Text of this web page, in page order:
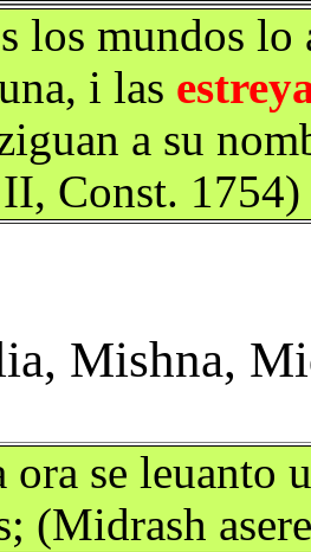
los mundos
i las
a su
Const. 1754)
ora se leuanto
(Midrash